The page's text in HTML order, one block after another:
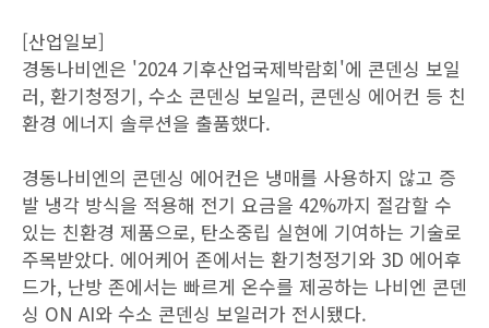
[산업일보]
경동나비엔은 '2024 기후산업국제박람회'에 콘덴싱 보일
러, 환기청정기, 수소 콘덴싱 보일러, 콘덴싱 에어컨 등 친
환경 에너지 솔루션을 출품했다.
경동나비엔의 콘덴싱 에어컨은 냉매를 사용하지 않고 증
발 냉각 방식을 적용해 전기 요금을 42%까지 절감할 수
있는 친환경 제품으로, 탄소중립 실현에 기여하는 기술로
주목받았다. 에어케어 존에서는 환기청정기와 3D 에어후
드가, 난방 존에서는 빠르게 온수를 제공하는 나비엔 콘덴
싱 ON AI와 수소 콘덴싱 보일러가 전시됐다.